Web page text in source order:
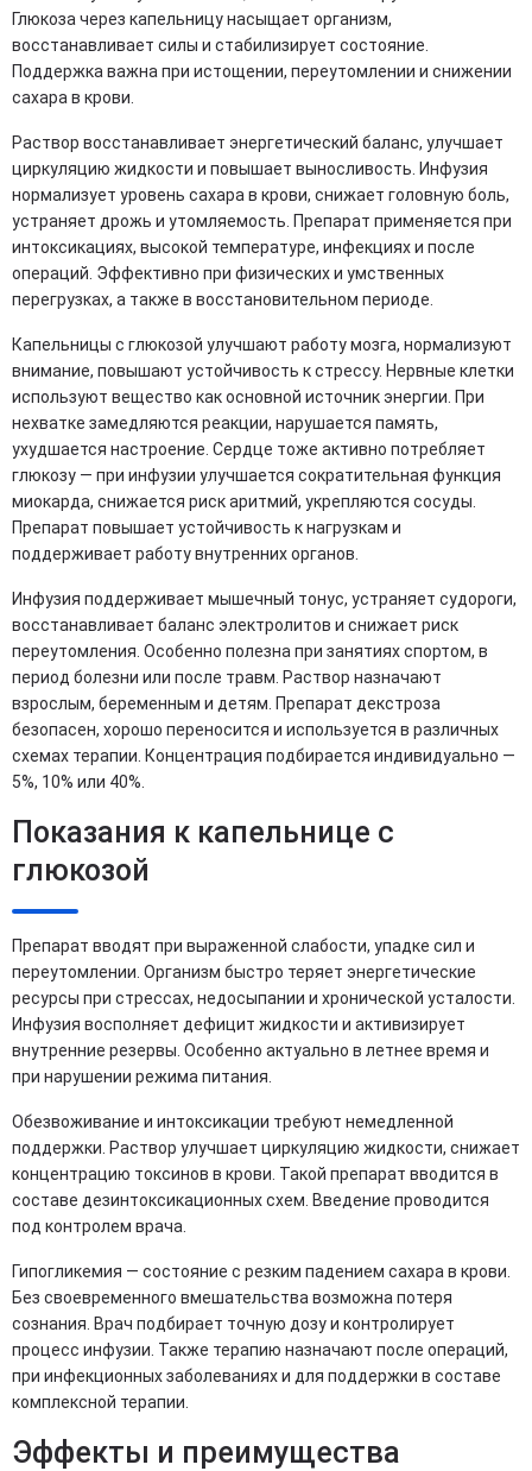
Глюкоза через капельницу насыщает организм,
восстанавливает силы и стабилизирует состояние.
Поддержка важна при истощении, переутомлении и снижении
сахара в крови.
Раствор восстанавливает энергетический баланс, улучшает
циркуляцию жидкости и повышает выносливость. Инфузия
нормализует уровень сахара в крови, снижает головную боль,
устраняет дрожь и утомляемость. Препарат применяется при
интоксикациях, высокой температуре, инфекциях и после
операций. Эффективно при физических и умственных
перегрузках, а также в восстановительном периоде.
Капельницы с глюкозой улучшают работу мозга, нормализуют
внимание, повышают устойчивость к стрессу. Нервные клетки
используют вещество как основной источник энергии. При
нехватке замедляются реакции, нарушается память,
ухудшается настроение. Сердце тоже активно потребляет
глюкозу — при инфузии улучшается сократительная функция
миокарда, снижается риск аритмий, укрепляются сосуды.
Препарат повышает устойчивость к нагрузкам и
поддерживает работу внутренних органов.
Инфузия поддерживает мышечный тонус, устраняет судороги,
восстанавливает баланс электролитов и снижает риск
переутомления. Особенно полезна при занятиях спортом, в
период болезни или после травм. Раствор назначают
взрослым, беременным и детям. Препарат декстроза
безопасен, хорошо переносится и используется в различных
схемах терапии. Концентрация подбирается индивидуально —
5%, 10% или 40%.
Показания к капельнице с
глюкозой
Препарат вводят при выраженной слабости, упадке сил и
переутомлении. Организм быстро теряет энергетические
ресурсы при стрессах, недосыпании и хронической усталости.
Инфузия восполняет дефицит жидкости и активизирует
внутренние резервы. Особенно актуально в летнее время и
при нарушении режима питания.
Обезвоживание и интоксикации требуют немедленной
поддержки. Раствор улучшает циркуляцию жидкости, снижает
концентрацию токсинов в крови. Такой препарат вводится в
составе дезинтоксикационных схем. Введение проводится
под контролем врача.
Гипогликемия — состояние с резким падением сахара в крови.
Без своевременного вмешательства возможна потеря
сознания. Врач подбирает точную дозу и контролирует
процесс инфузии. Также терапию назначают после операций,
при инфекционных заболеваниях и для поддержки в составе
комплексной терапии.
Эффекты и преимущества